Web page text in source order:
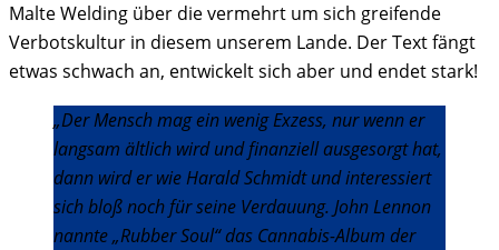
Malte Welding über die vermehrt um sich greifende
Verbotskultur in diesem unserem Lande. Der Text fängt
etwas schwach an, entwickelt sich aber und endet stark!
„Der Mensch mag ein wenig Exzess, nur wenn er
langsam ältlich wird und finanziell ausgesorgt hat,
dann wird er wie Harald Schmidt und interessiert
sich bloß noch für seine Verdauung. John Lennon
nannte „Rubber Soul“ das Cannabis-Album der